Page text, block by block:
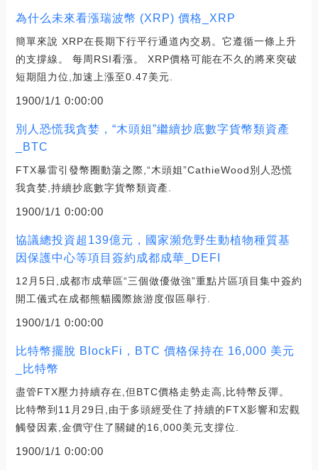
為什么未來看漲瑞波幣 (XRP) 價格_XRP
簡單來說 XRP在長期下行平行通道內交易。它遵循一條上升
的支撐線。 每周RSI看漲。 XRP價格可能在不久的將來突破
短期阻力位,加速上漲至0.47美元.
1900/1/1 0:00:00
別人恐慌我貪婪，“木頭姐”繼續抄底數字貨幣類資產
_BTC
FTX暴雷引發幣圈動蕩之際,“木頭姐”CathieWood別人恐慌
我貪婪,持續抄底數字貨幣類資產.
1900/1/1 0:00:00
協議總投資超139億元，國家瀕危野生動植物種質基
因保護中心等項目簽約成都成華_DEFI
12月5日,成都市成華區“三個做優做強”重點片區項目集中簽約
開工儀式在成都熊貓國際旅游度假區舉行.
1900/1/1 0:00:00
比特幣擺脫 BlockFi，BTC 價格保持在 16,000 美元
_比特幣
盡管FTX壓力持續存在,但BTC價格走勢走高,比特幣反彈。
比特幣到11月29日,由于多頭經受住了持續的FTX影響和宏觀
觸發因素,金價守住了關鍵的16,000美元支撐位.
1900/1/1 0:00:00